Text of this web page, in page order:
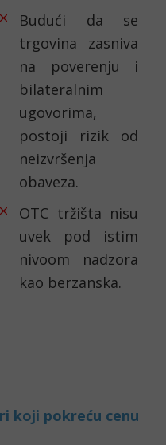
Budući da se
trgovina zasniva
na poverenju i
bilateralnim
ugovorima,
postoji rizik od
neizvršenja
obaveza.
OTC tržišta nisu
uvek pod istim
nivoom nadzora
kao berzanska.